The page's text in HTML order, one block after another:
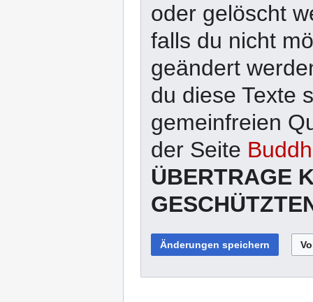
oder gelöscht
falls du nicht
geändert
du diese Texte
gemeinfreien
der Seite
ÜBERTRAGE